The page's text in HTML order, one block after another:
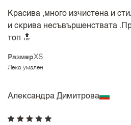
РазмерXS
Леко умален
Красива ,много изчистена и
и скрива несъвършенствата
топ 🔝
Александра Димитрова